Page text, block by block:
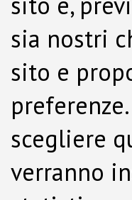
sia nostri
sito e
scegliere
verranno